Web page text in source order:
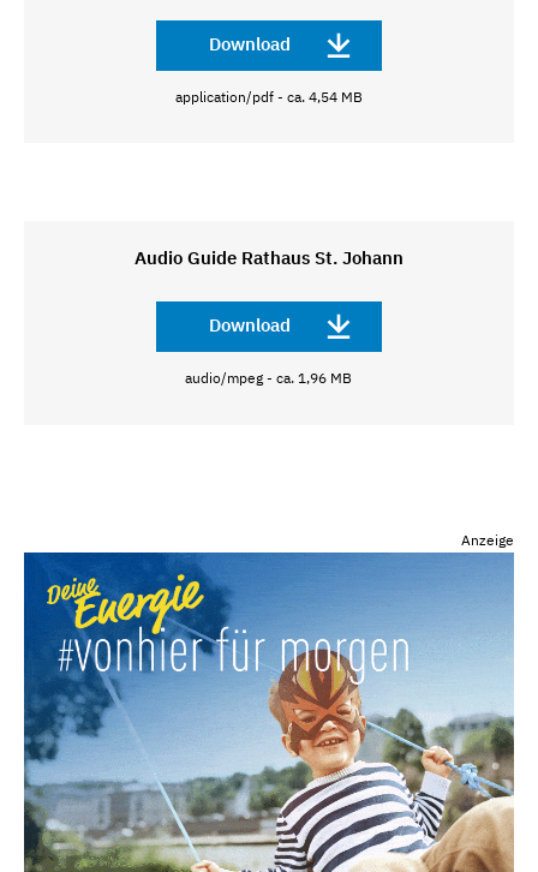
Download
application/pdf - ca. 4,54 MB
Audio Guide Rathaus St. Johann
Download
audio/mpeg - ca. 1,96 MB
Anzeige